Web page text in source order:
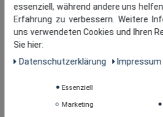
essenziell, während andere uns
Erfahrung zu verbessern. Weitere
uns verwendeten Cookies und Ihren
Sie hier:
Daten­schutz­erklärung
Impressum
Essenziell
Marketing